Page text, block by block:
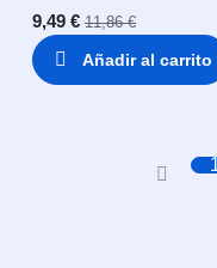
9,49 € 11,86€
Añadir al carrito